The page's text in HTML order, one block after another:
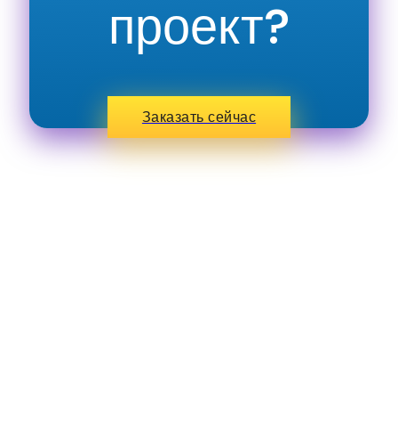
проект?
Заказать сейчас